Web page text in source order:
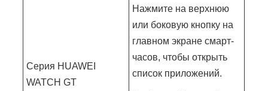
Серия HUAWEI
WATCH GT
Нажмите на верхнюю
или боковую кнопку на
главном экране смарт-
часов, чтобы открыть
список приложений.